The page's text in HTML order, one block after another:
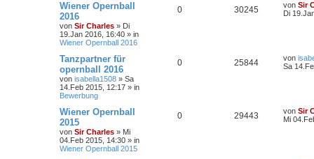
Wiener Opernball
2016
von Sir Charles » Di
19.Jan 2016, 16:40 » in
Wiener Opernball 2016
0 30245 von Sir
Di
Tanzpartner für
opernball 2016
von isabella1508 » Sa
14.Feb 2015, 12:17 » in
Bewerbung
0 25844 von
Sa
Wiener Opernball
2015
von Sir Charles » Mi
04.Feb 2015, 14:30 » in
Wiener Opernball 2015
0 29443 von Sir
Mi